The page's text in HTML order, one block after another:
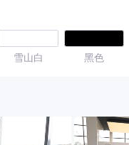
雪山白 黑色